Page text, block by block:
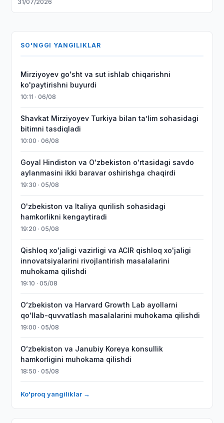
31/07/2026
SO'NGGI YANGILIKLAR
Mirziyoyev go'sht va sut ishlab chiqarishni
ko'paytirishni buyurdi
10:11 · 06/08
Shavkat Mirziyoyev Turkiya bilan taʼlim sohasidagi
bitimni tasdiqladi
10:00 · 06/08
Goyal Hindiston va Oʻzbekiston oʻrtasidagi savdo
aylanmasini ikki baravar oshirishga chaqirdi
19:30 · 05/08
O'zbekiston va Italiya qurilish sohasidagi
hamkorlikni kengaytiradi
19:20 · 05/08
Qishloq xo'jaligi vazirligi va ACIR qishloq xo'jaligi
innovatsiyalarini rivojlantirish masalalarini
muhokama qilishdi
19:10 · 05/08
Oʻzbekiston va Harvard Growth Lab ayollarni
qoʻllab-quvvatlash masalalarini muhokama qilishdi
19:00 · 05/08
Oʻzbekiston va Janubiy Koreya konsullik
hamkorligini muhokama qilishdi
18:50 · 05/08
Ko'proq yangiliklar →